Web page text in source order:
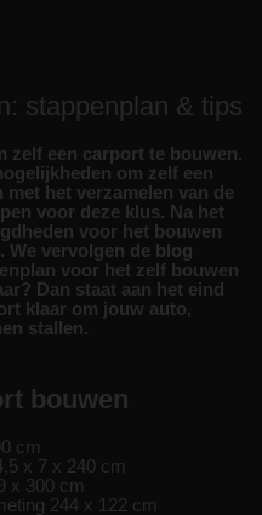
stappenplan & tips
zelf een carport te bouwen.
om zelf een
het verzamelen van de
voor deze klus. Na het
voor het bouwen
We vervolgen de blog
voor het zelf bouwen
Dan staat aan het eind
klaar om jouw auto,
stallen.
bouwen
cm
x 7 x 240 cm
x 300 cm
244 x 122 cm